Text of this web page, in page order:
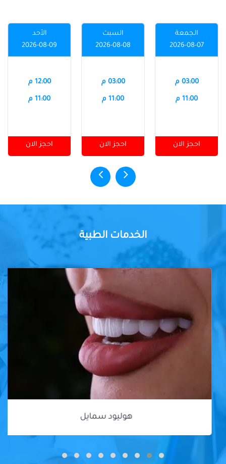
الجمعة
2026-08-07
03:00 م
11:00 م
احجز الان
السبت
2026-08-08
03:00 م
11:00 م
احجز الان
الأحد
2026-08-09
12:00 م
11:00 م
احجز الان
الخدمات الطبية
هوليود سمايل